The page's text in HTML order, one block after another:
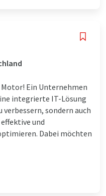
Motor! Ein Unternehmen
integrierte IT-Lösung
verbessern, sondern auch
und
Dabei möchten